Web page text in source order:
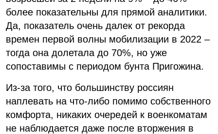
более показательны для прямой аналитики.
Да, показатель очень далек от рекорда
времен первой волны мобилизации в 2022 –
тогда она долетала до 70%, но уже
сопоставимы с периодом бунта Пригожина.
Из-за того, что большинству россиян
наплевать на что-либо помимо собственного
комфорта, никаких очередей к военкоматам
не наблюдается даже после вторжения в